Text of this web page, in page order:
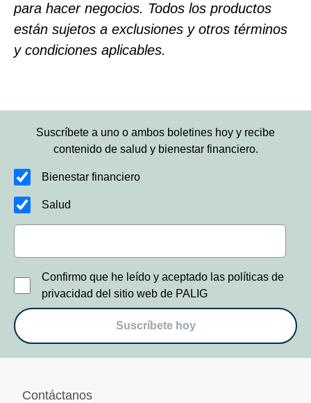
para hacer negocios. Todos los productos
están sujetos a exclusiones y otros términos
y condiciones aplicables.
Suscríbete a uno o ambos boletines hoy y recibe
contenido de salud y bienestar financiero.
Bienestar financiero
Salud
Confirmo que he leído y aceptado las políticas de
privacidad del sitio web de PALIG
Suscríbete hoy
Contáctanos